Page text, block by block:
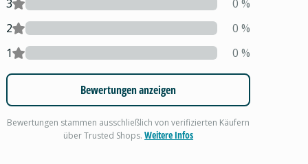
3 0 %
2
0 %
1
0 %
Bewertungen anzeigen
Bewertungen stammen ausschließlich von verifizierten Käufern
über Trusted Shops.Weitere Infos